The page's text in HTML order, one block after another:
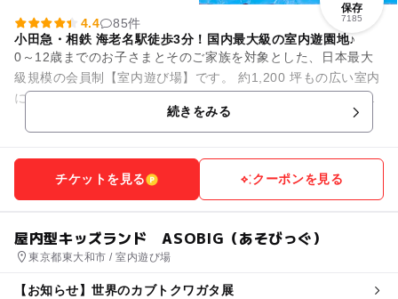
保存
7185
4.4
85件
小田急・相鉄 海老名駅徒歩3分！国内最大級の室内遊園地♪
0～12歳までのお子さまとそのご家族を対象とした、日本最大
級規模の会員制【室内遊び場】です。 約1,200 坪もの広い室内
には、大人も一緒に遊べる滑り台などのふわふわ遊具や、さま
続きをみる
チケットを見る クーポンを見る
屋内型キッズランド ASOBIG（あそびっぐ）
東京都東大和市 / 室内遊び場
【お知らせ】世界のカブトクワガタ展